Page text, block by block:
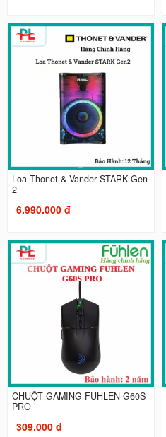
Loa Thonet & Vander STARK Gen
2
6.990.000 đ
CHUỘT GAMING FUHLEN G60S
PRO
309.000 đ